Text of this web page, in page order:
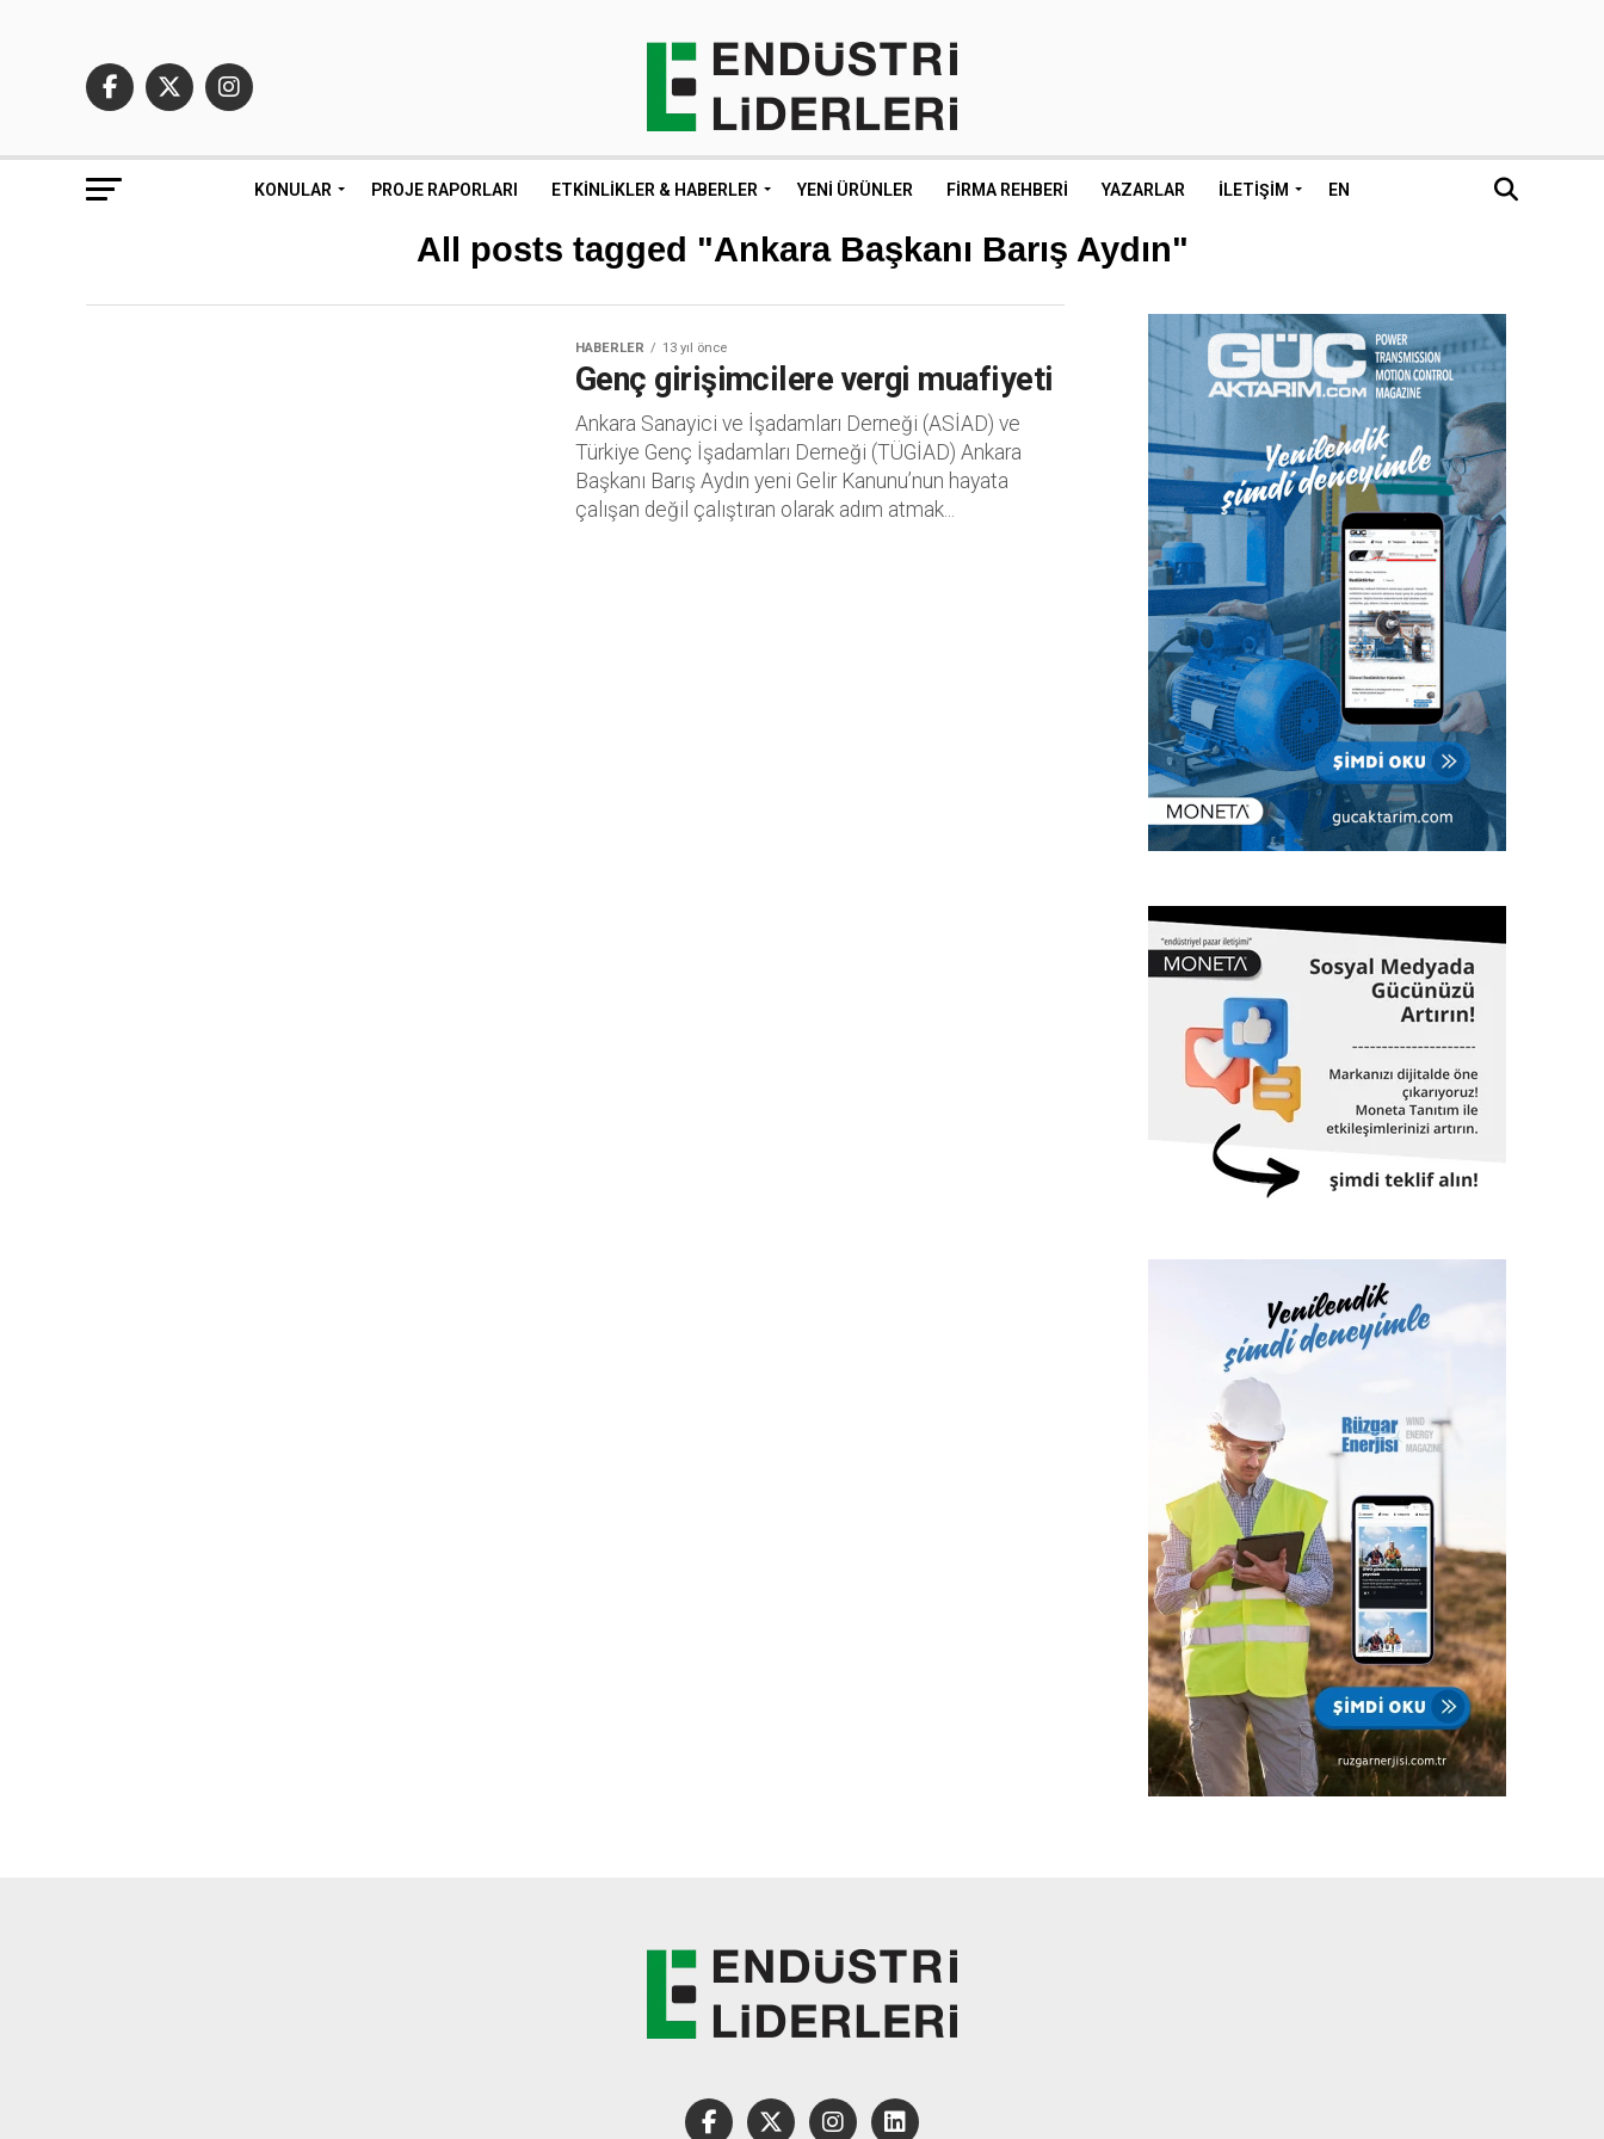
KONULAR PROJE RAPORLARI ETKINLIKLER & HABERLER YENI ÜRÜNLER FIRMA REHBERI YAZARLAR İLETIŞIM EN
All posts tagged "Ankara Başkanı Barış Aydın"
HABERLER 13 yıl önce
Genç girişimcilere vergi muafiyeti
Ankara Sanayici ve İşadamları Derneği (ASİAD) ve
Türkiye Genç İşadamları Derneği (TÜGİAD) Ankara
Başkanı Barış Aydın yeni Gelir Kanunu’nun hayata
çalışan değil çalıştıran olarak adım atmak...